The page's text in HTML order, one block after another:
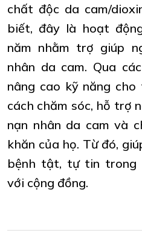
chất độc da cam/
biết, đây là hoạt
năm nhằm trợ giúp
nhân da cam. Qua
nâng cao kỹ năng
cách chăm sóc, hỗ trợ
nạn nhân da cam và
khăn của họ. Từ đó,
bệnh tật, tự tin trong
với cộng đồng.